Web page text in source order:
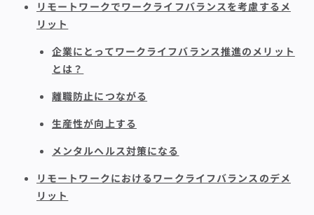
リモートワークでワークライフバランスを考慮するメ
リット
企業にとってワークライフバランス推進のメリット
とは？
離職防止につながる
生産性が向上する
メンタルヘルス対策になる
リモートワークにおけるワークライフバランスのデメ
リット